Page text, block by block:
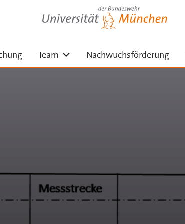
ausklappen
Team Untermenü ausklappen
Nachwuchsförderung